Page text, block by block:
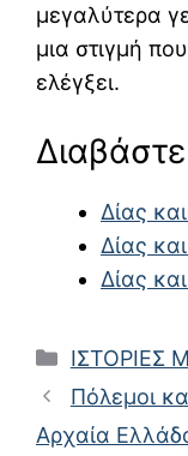
μεγαλύτερα
μια στιγμή
ελέγξει.
Δίας
Δίας
Δίας
Κατηγορίες
ΙΣΤΟΡΙΕΣ
Πόλεμοι
Αρχαία